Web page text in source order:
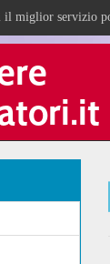
miglior servizio